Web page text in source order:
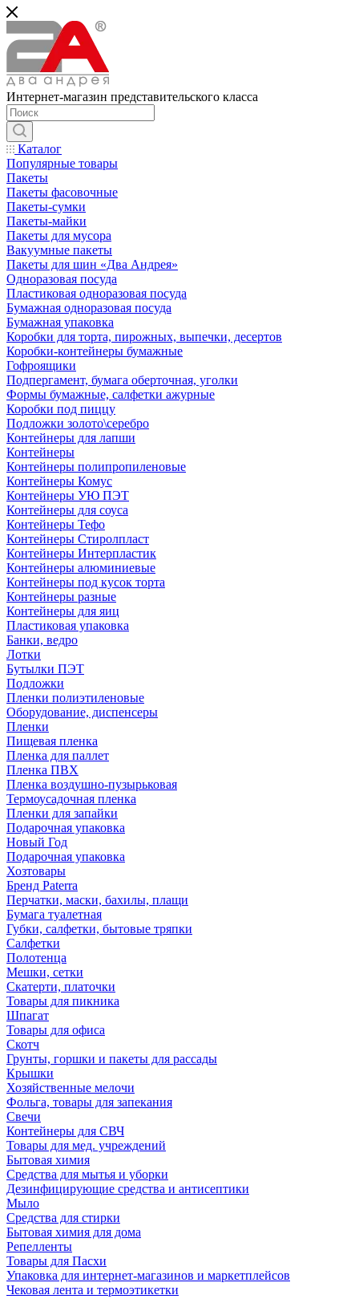
Интернет-магазин представительского класса
Каталог
Популярные товары
Пакеты
Пакеты фасовочные
Пакеты-сумки
Пакеты-майки
Пакеты для мусора
Вакуумные пакеты
Пакеты для шин «Два Андрея»
Одноразовая посуда
Пластиковая одноразовая посуда
Бумажная одноразовая посуда
Бумажная упаковка
Коробки для торта, пирожных, выпечки, десертов
Коробки-контейнеры бумажные
Гофроящики
Подпергамент, бумага оберточная, уголки
Формы бумажные, салфетки ажурные
Коробки под пиццу
Подложки золото\серебро
Контейнеры для лапши
Контейнеры
Контейнеры полипропиленовые
Контейнеры Комус
Контейнеры УЮ ПЭТ
Контейнеры для соуса
Контейнеры Тефо
Контейнеры Стиролпласт
Контейнеры Интерпластик
Контейнеры алюминиевые
Контейнеры под кусок торта
Контейнеры разные
Контейнеры для яиц
Пластиковая упаковка
Банки, ведро
Лотки
Бутылки ПЭТ
Подложки
Пленки полиэтиленовые
Оборудование, диспенсеры
Пленки
Пищевая пленка
Пленка для паллет
Пленка ПВХ
Пленка воздушно-пузырьковая
Термоусадочная пленка
Пленки для запайки
Подарочная упаковка
Новый Год
Подарочная упаковка
Хозтовары
Бренд Paterra
Перчатки, маски, бахилы, плащи
Бумага туалетная
Губки, салфетки, бытовые тряпки
Салфетки
Полотенца
Мешки, сетки
Скатерти, платочки
Товары для пикника
Шпагат
Товары для офиса
Скотч
Грунты, горшки и пакеты для рассады
Крышки
Хозяйственные мелочи
Фольга, товары для запекания
Свечи
Контейнеры для СВЧ
Товары для мед. учреждений
Бытовая химия
Средства для мытья и уборки
Дезинфицирующие средства и антисептики
Мыло
Средства для стирки
Бытовая химия для дома
Репелленты
Товары для Пасхи
Упаковка для интернет-магазинов и маркетплейсов
Чековая лента и термоэтикетки